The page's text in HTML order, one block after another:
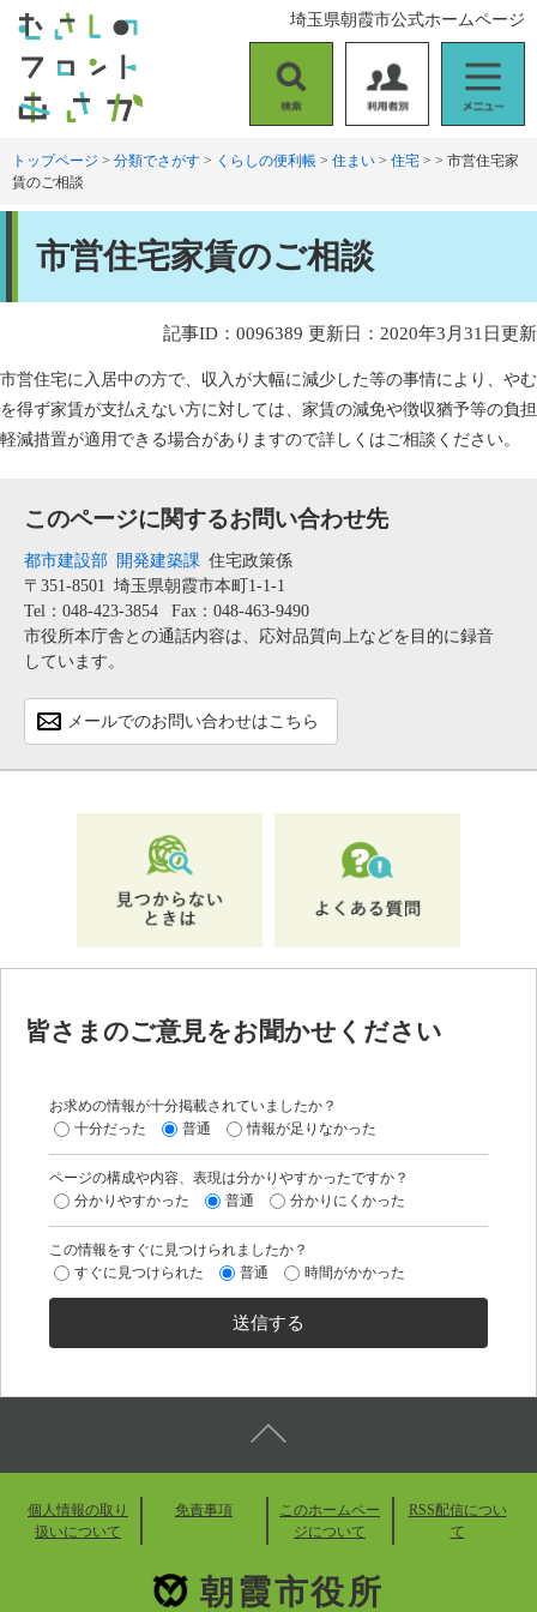
す
。
し
て
索
用
者
ニ
ュ
埼玉県朝霞市公式ホームページ
トップページ > 分類でさがす > くらしの便利帳 > 住まい > 住宅 > > 市営住宅家
賃のご相談
市営住宅家賃のご相談
記事ID：0096389 更新日：2020年3月31日更新
市営住宅に入居中の方で、収入が大幅に減少した等の事情により、やむ
を得ず家賃が支払えない方に対しては、家賃の減免や徴収猶予等の負担
軽減措置が適用できる場合がありますので詳しくはご相談ください。
このページに関するお問い合わせ先
都市建設部 開発建築課 住宅政策係
〒351-8501 埼玉県朝霞市本町1-1-1
Tel：048-423-3854
Fax：048-463-9490
市役所本庁舎との通話内容は、応対品質向上などを目的に録音
しています。
メールでのお問い合わせはこちら
皆さまのご意見をお聞かせください
お求めの情報が十分掲載されていましたか？
十分だった
普通 情報が足りなかった
ページの構成や内容、表現は分かりやすかったですか？
分かりやすかった
普通 分かりにくかった
この情報をすぐに見つけられましたか？
すぐに見つけられた
普通 時間がかかった
個人情報の取り
扱いについて
免責事項
このホームペー
ジについて
RSS配信につい
て
朝霞市役所